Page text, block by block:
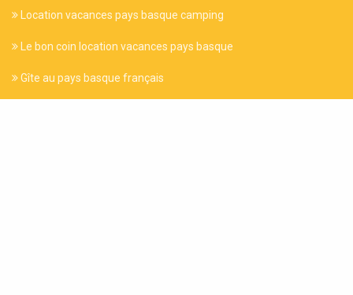
Location vacances pays basque camping
Le bon coin location vacances pays basque
Gîte au pays basque français